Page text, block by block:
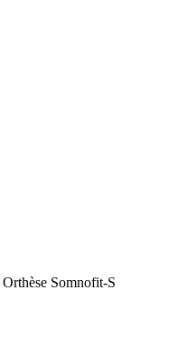
Orthèse Somnofit-S